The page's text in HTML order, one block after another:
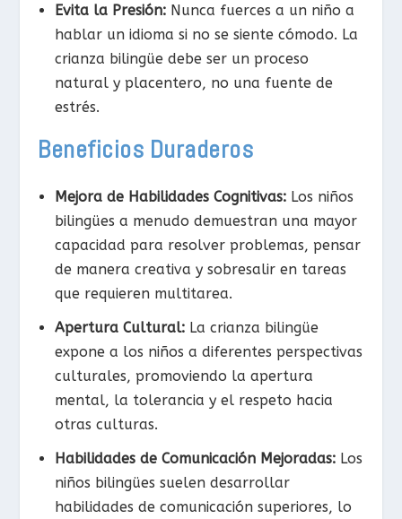
Evita la Presión: Nunca fuerces a un niño a
hablar un idioma si no se siente cómodo. La
crianza bilingüe debe ser un proceso
natural y placentero, no una fuente de
estrés.
Beneficios Duraderos
Mejora de Habilidades Cognitivas: Los niños
bilingües a menudo demuestran una mayor
capacidad para resolver problemas, pensar
de manera creativa y sobresalir en tareas
que requieren multitarea.
Apertura Cultural: La crianza bilingüe
expone a los niños a diferentes perspectivas
culturales, promoviendo la apertura
mental, la tolerancia y el respeto hacia
otras culturas.
Habilidades de Comunicación Mejoradas: Los
niños bilingües suelen desarrollar
habilidades de comunicación superiores, lo